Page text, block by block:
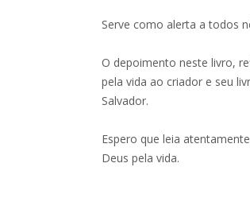
Serve como alerta a todos
O depoimento neste livro,
pela vida ao criador e seu
Salvador.
Espero que leia
Deus pela vida.